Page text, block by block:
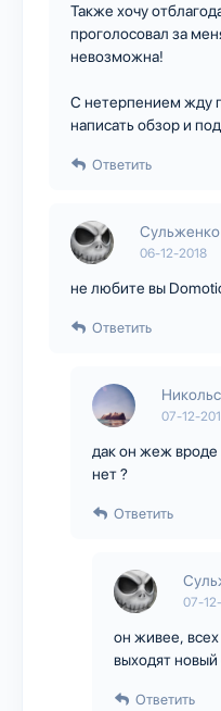
Также хочу
проголосовал за
невозможна!
С нетерпением жду
написать обзор и
Ответить
Сульженко
06-12-2018
не любите вы
Ответить
07-12-
дак он жеж вроде
нет ?
Ответить
07-
он живее,
выходят
Ответить